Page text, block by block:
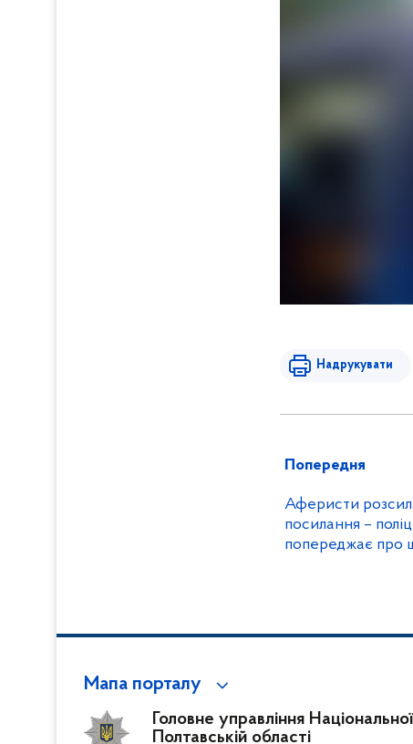
Надрукувати
Попередня
Аферисти
посилання –
попереджає про
Мапа порталу
Головне управління Національної
Полтавській області